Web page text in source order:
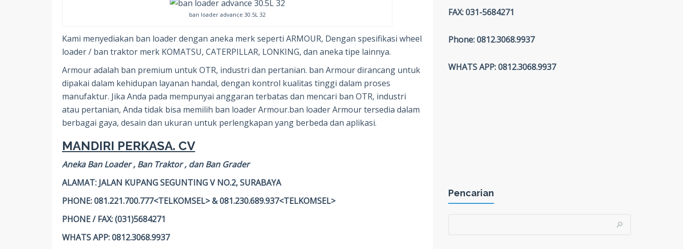
ban loader advance 30.5L 32
Kami menyediakan ban loader dengan aneka merk seperti ARMOUR, Dengan spesifikasi wheel
loader / ban traktor merk KOMATSU, CATERPILLAR, LONKING, dan aneka tipe lainnya.
Armour adalah ban premium untuk OTR, industri dan pertanian. ban Armour dirancang untuk
dipakai dalam kehidupan layanan handal, dengan kontrol kualitas tinggi dalam proses
manufaktur. Jika Anda pada mempunyai anggaran terbatas dan mencari ban OTR, industri
atau pertanian, Anda tidak bisa memilih ban loader Armour.ban loader Armour tersedia dalam
berbagai gaya, desain dan ukuran untuk perlengkapan yang berbeda dan aplikasi.
MANDIRI PERKASA. CV
Aneka Ban Loader , Ban Traktor , dan Ban Grader
ALAMAT: JALAN KUPANG SEGUNTING V NO.2, SURABAYA
PHONE: 081.221.700.777<TELKOMSEL> & 081.230.689.937<TELKOMSEL>
PHONE / FAX: (031)5684271
WHATS APP: 0812.3068.9937
FAX: 031-5684271
Phone: 0812.3068.9937
WHATS APP: 0812.3068.9937
Pencarian